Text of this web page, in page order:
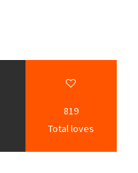
819
Total loves